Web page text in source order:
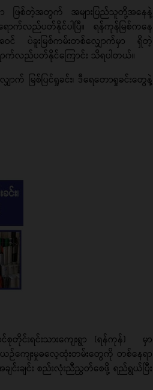
ဖြစ်တဲ့အတွက် အများပြည်သူတို့အနေနဲ့
ောက်လည်ပတ်နိုင်ပါပြီ။ ရန်ကုန်မြစ်ကနေ
ဝင် ပဲခူးမြစ်ကမ်းတစ်လျှောက်မှာ ရှိတဲ့
က်လည်ပတ်နိုင်ကြောင်း သိရပါတယ်။
မြစ်ပြင်ရှုခင်း၊ ဒီရေတောရှုခင်းတွေနဲ့
စုတိုင်းရင်းသားကျေးရွာ (ရန်ကုန်) မှာ
ယဉ်ကျေးမှုဓလေ့ထုံးတမ်းတွေကို တစ်နေရာ
ျင်းချင်း စည်းလုံးညီညွတ်စေဖို့ ရည်ရွယ်ပြီး